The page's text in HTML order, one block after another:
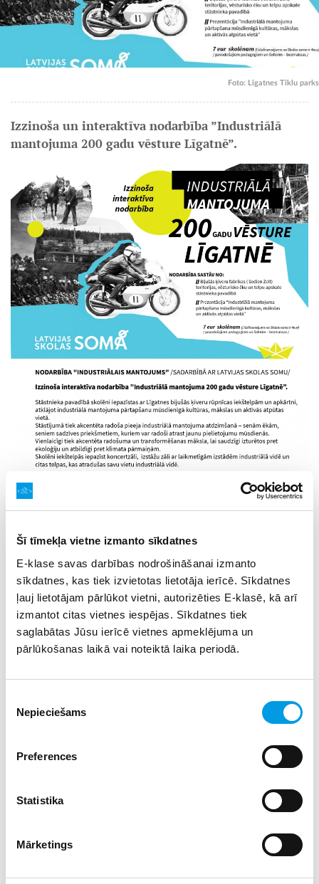
Šī tīmekļa vietne izmanto sīkdatnes
E-klase savas darbības nodrošināšanai izmanto
sīkdatnes, kas tiek izvietotas lietotāja ierīcē. Sīkdatnes
ļauj lietotājam pārlūkot vietni, autorizēties E-klasē, kā arī
izmantot citas vietnes iespējas. Sīkdatnes tiek
saglabātas Jūsu ierīcē vietnes apmeklējuma un
pārlūkošanas laikā vai noteiktā laika periodā.
izvēle
Nepieciešams
Preferences
Statistika
Mārketings
Foto: Līgatnes Tīklu parks
Izzinoša un interaktīva nodarbība ”Industriālā
mantojuma 200 gadu vēsture Līgatnē”.
Iekštelpu apskate un stāstījums par lielākās ēkas iekštelpu
un telpu pielietošanas vēsturi.
Šobrīd iekštelpās apskatāma:
a) koncertzāle;
c) bērnu rotaļu laukumi un meistarklašu un lekciju telpas,
Stāstījums ar uzskates materiāliem un interaktīviem
jautājumiem, balstoties uz „Industriālā mantojuma
pārtapšana mūsdienīgā kultūras, mākslas un aktīvās
atpūtas vietā” prezentāciju. Vieta, kas ievērojot vides
radoša pieeja industriālā mantojuma atdzimšanā – senām